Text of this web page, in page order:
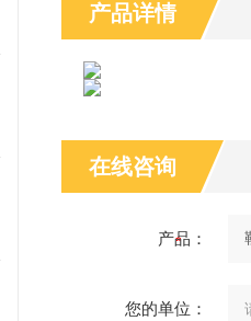
产品详情
在线咨询
产品：
您的单位：